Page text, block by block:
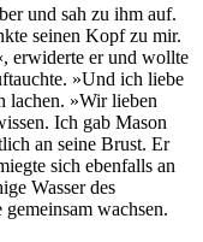
und sah zu ihm auf.
seinen Kopf zu mir.
erwiderte er und wollte
»Und ich liebe
lachen. »Wir lieben
Ich gab Mason
an seine Brust. Er
sich ebenfalls an
Wasser des
wachsen.